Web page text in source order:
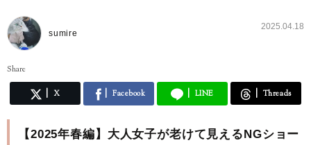
sumire
2025.04.18
Share
X Facebook LINE Threads
【2025年春編】大人女子が老けて見えるNGショー